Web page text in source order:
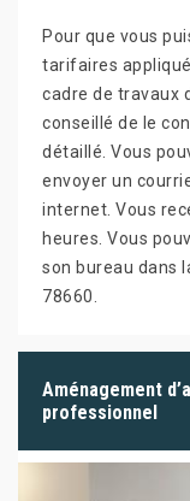
Pour que vous
tarifaires
cadre de travaux
conseillé de le
détaillé. Vous
envoyer un
internet. Vous
heures. Vous
son bureau dans
78660.
Aménagement
professionnel